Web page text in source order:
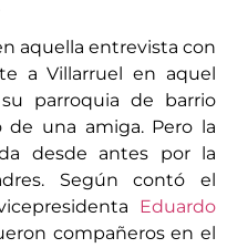
aquella entrevista con
a Villarruel en aquel
parroquia de barrio
una amiga. Pero la
desde antes por la
Según contó el
Eduardo
compañeros en el